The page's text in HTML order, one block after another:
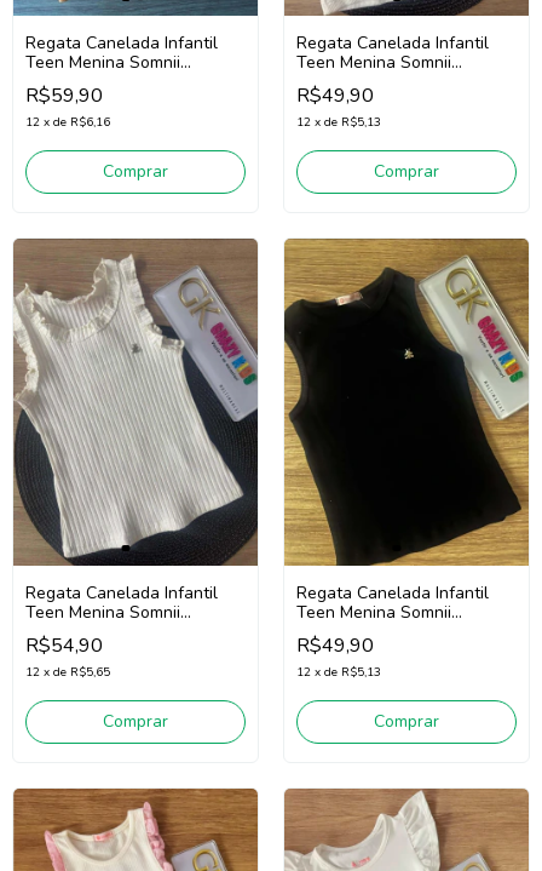
Regata Canelada Infantil
Teen Menina Somnii
4253013 (Laranja)
R$59,90
12 x de R$6,16
Comprar
Regata Canelada Infantil
Teen Menina Somnii
4253011 (Off White)
R$49,90
12 x de R$5,13
Comprar
Regata Canelada Infantil
Teen Menina Somnii
4253012 (Off White)
R$54,90
12 x de R$5,65
Comprar
Regata Canelada Infantil
Teen Menina Somnii
4253011 (Preto)
R$49,90
12 x de R$5,13
Comprar